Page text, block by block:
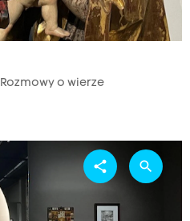
Rozmowy o wierze
share search